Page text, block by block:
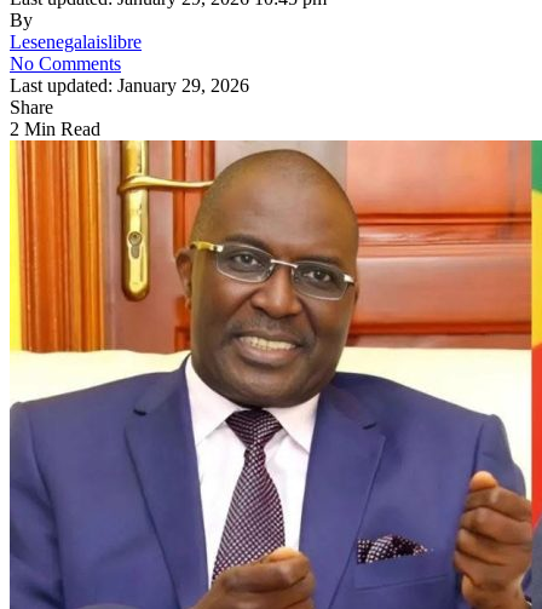
By
Lesenegalaislibre
No Comments
Last updated: January 29, 2026
Share
2 Min Read